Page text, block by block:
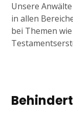
Unsere
in allen
bei Themen